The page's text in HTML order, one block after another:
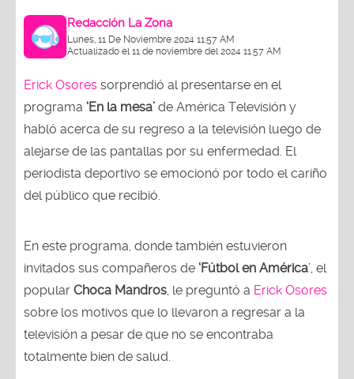
Redacción La Zona
Lunes, 11 De Noviembre 2024 11:57 AM
Actualizado el 11 de noviembre del 2024 11:57 AM
Erick Osores sorprendió al presentarse en el
programa ‘En la mesa’ de América Televisión y
habló acerca de su regreso a la televisión luego de
alejarse de las pantallas por su enfermedad. El
periodista deportivo se emocionó por todo el cariño
del público que recibió.
En este programa, donde también estuvieron
invitados sus compañeros de ‘Fútbol en América’, el
popular Choca Mandros, le preguntó a Erick Osores
sobre los motivos que lo llevaron a regresar a la
televisión a pesar de que no se encontraba
totalmente bien de salud.